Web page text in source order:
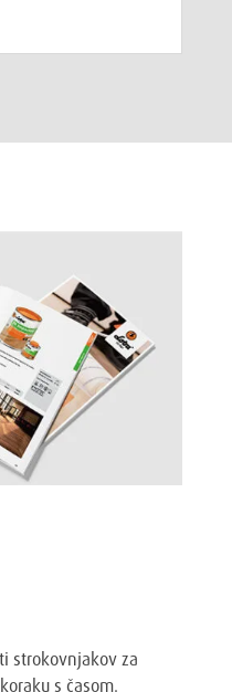
strokovnjakov za
s časom.